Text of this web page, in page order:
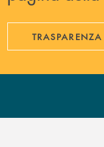
TRASPARENZA